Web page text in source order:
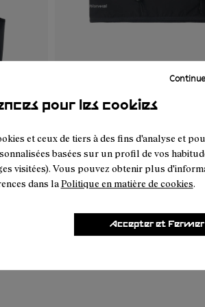
pour les cookies
et ceux de tiers à des fins d'analyse et
basées sur un profil de vos
visitées). Vous pouvez obtenir plus
dans laPolitique en matière de cookies.
Accepter et Fermer
45 €